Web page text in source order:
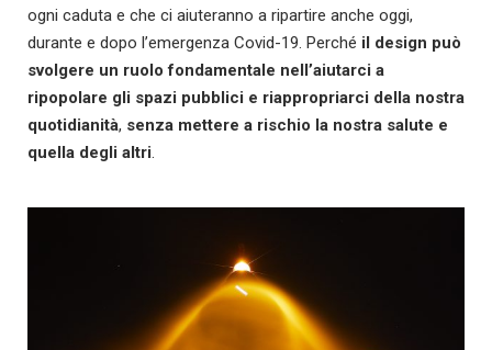
ogni caduta e che ci aiuteranno a ripartire anche oggi,
durante e dopo l’emergenza Covid-19. Perché il design può
svolgere un ruolo fondamentale nell’aiutarci a
ripopolare gli spazi pubblici e riappropriarci della nostra
quotidianità, senza mettere a rischio la nostra salute e
quella degli altri.